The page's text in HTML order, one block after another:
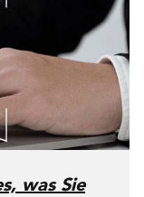
was Sie